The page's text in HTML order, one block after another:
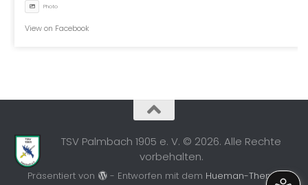
Photo
View on Facebook
TSV Palmbach 1905 e. V. © 2026. Alle Rechte
vorbehalten.
Präsentiert von - Entworfen mit dem Hueman-Theme